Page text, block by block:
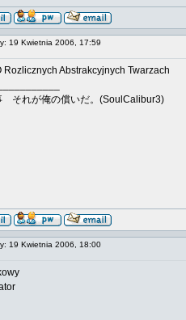
19 Kwietnia 2006, 17:59
Rozlicznych Abstrakcyjnych Twarzach
それが俺の償いだ。(SoulCalibur3)
19 Kwietnia 2006, 18:00